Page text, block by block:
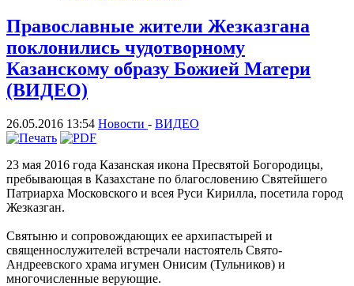
Православные жители Жезказгана
поклонились чудотворному
Казанскому образу Божией Матери
(ВИДЕО)
26.05.2016 13:54 Новости - ВИДЕО
23 мая 2016 года Казанская икона Пресвятой Богородицы,
пребывающая в Казахстане по благословению Святейшего
Патриарха Московского и всея Руси Кирилла, посетила город
Жезказган.
Святыню и сопровождающих ее архипастырей и
священнослужителей встречали настоятель Свято-
Андреевского храма игумен Онисим (Тульников) и
многочисленные верующие.